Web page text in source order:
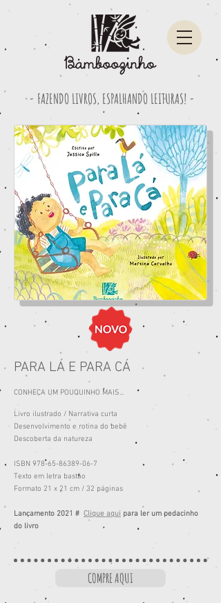
- FAZENDO LIVROS, ESPALHANDO LEITURAS! -
PARA LÁ E PARA CÁ
CONHEÇA UM POUQUINHO MAIS...
Livro ilustrado / Narrativa curta
Desenvolvimento e rotina do bebê
Descoberta da natureza
ISBN 978-65-86389-06-7
Texto em letra bastão
Formato 21 x 21 cm / 32 páginas
Lançamento 2021 # Clique aqui para ler um pedacinho
do livro
COMPRE AQUI